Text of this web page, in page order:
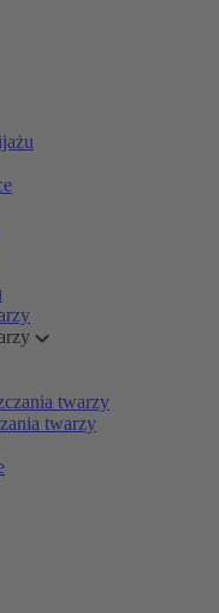
twarzy
twarzy